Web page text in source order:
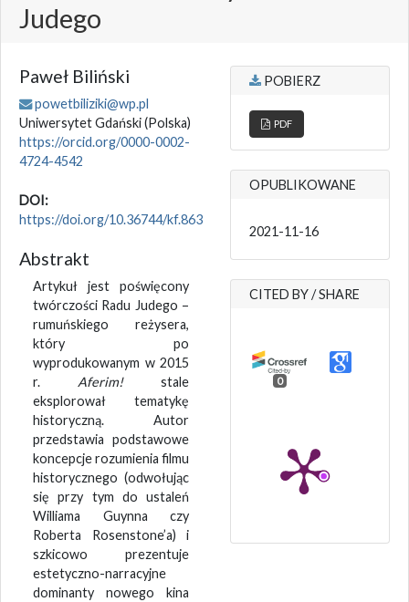
Judego
Paweł Biliński
powetbiliziki@wp.pl
Uniwersytet Gdański(Polska)
https://orcid.org/0000-0002-
4724-4542
DOI:
https://doi.org/10.36744/kf.863
Abstrakt
Artykuł jest poświęcony
twórczości Radu Judego –
rumuńskiego reżysera,
który po
wyprodukowanym w 2015
r. Aferim! stale
eksplorował tematykę
historyczną. Autor
przedstawia podstawowe
koncepcje rozumienia filmu
historycznego (odwołując
się przy tym do ustaleń
Williama Guynna czy
Roberta Rosenstone’a) i
szkicowo prezentuje
estetyczno-narracyjne
dominanty nowego kina
POBIERZ
PDF
OPUBLIKOWANE
2021-11-16
CITED BY / SHARE
0